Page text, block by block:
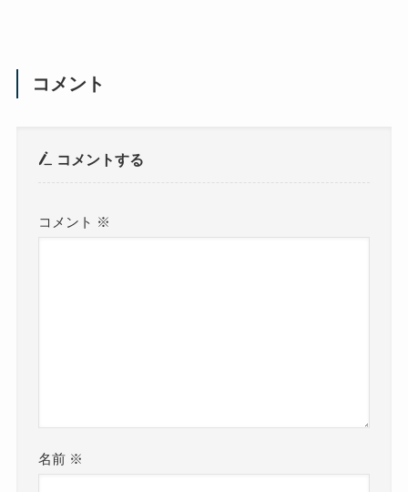
コメント
コメントする
コメント ※
名前 ※